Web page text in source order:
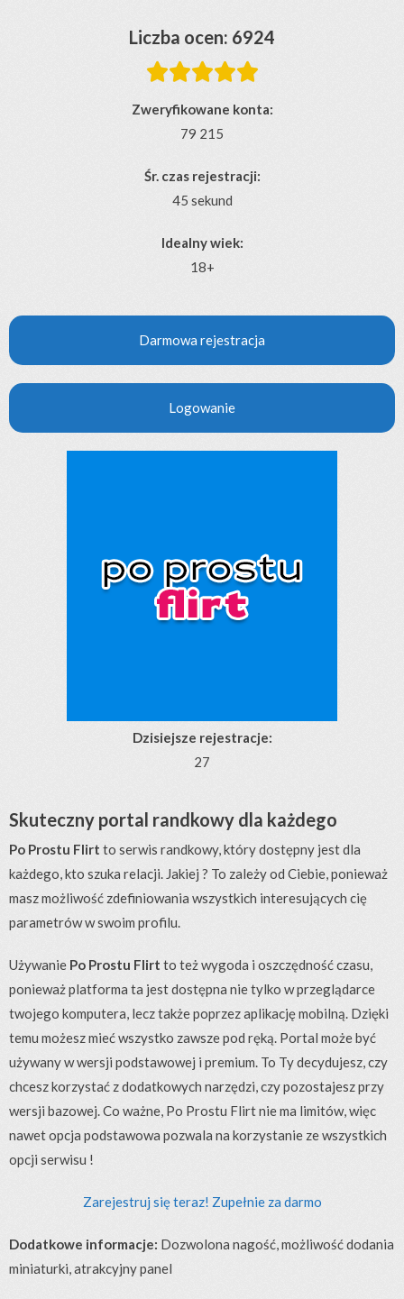
Liczba ocen: 6924

Zweryfikowane konta:
79 215
Śr. czas rejestracji:
45 sekund
Idealny wiek:
18+
Darmowa rejestracja
Logowanie
Dzisiejsze rejestracje:
27
Skuteczny portal randkowy dla każdego
Po Prostu Flirt to serwis randkowy, który dostępny jest dla
każdego, kto szuka relacji. Jakiej ? To zależy od Ciebie, ponieważ
masz możliwość zdefiniowania wszystkich interesujących cię
parametrów w swoim profilu.
Używanie Po Prostu Flirt to też wygoda i oszczędność czasu,
ponieważ platforma ta jest dostępna nie tylko w przeglądarce
twojego komputera, lecz także poprzez aplikację mobilną. Dzięki
temu możesz mieć wszystko zawsze pod ręką. Portal może być
używany w wersji podstawowej i premium. To Ty decydujesz, czy
chcesz korzystać z dodatkowych narzędzi, czy pozostajesz przy
wersji bazowej. Co ważne, Po Prostu Flirt nie ma limitów, więc
nawet opcja podstawowa pozwala na korzystanie ze wszystkich
opcji serwisu !
Zarejestruj się teraz! Zupełnie za darmo
Dodatkowe informacje: Dozwolona nagość, możliwość dodania
miniaturki, atrakcyjny panel